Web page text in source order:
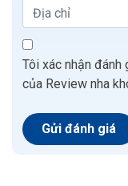
Tôi xác nhận đánh
của Review nha